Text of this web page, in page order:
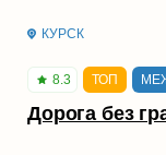
КУРСК
8.3 ТОП
Дорога без